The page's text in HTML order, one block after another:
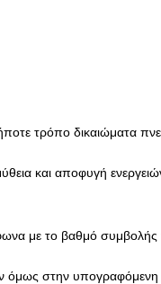
τρόπο δικαιώματα
και αποφυγή
με το βαθμό συμβολής
όμως στην